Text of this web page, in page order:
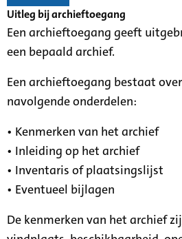
Uitleg bij archieftoegang
Een archieftoegang geeft
een bepaald archief.
Een archieftoegang bestaat
navolgende onderdelen:
• Kenmerken van het archief
• Inleiding op het archief
• Inventaris of plaatsingslijst
• Eventueel bijlagen
De kenmerken van het archief